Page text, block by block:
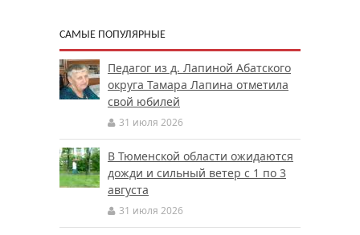
САМЫЕ ПОПУЛЯРНЫЕ
Педагог из д. Лапиной Абатского
округа Тамара Лапина отметила
свой юбилей
31 июля 2026
В Тюменской области ожидаются
дожди и сильный ветер с 1 по 3
августа
31 июля 2026